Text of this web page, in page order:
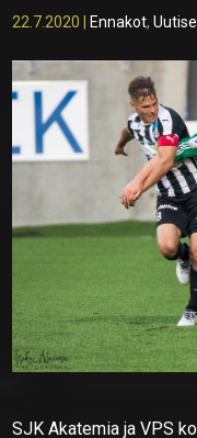
22.7.2020 Ennakot,
SJK Akatemia ja VPS